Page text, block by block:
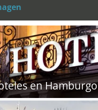
en Hamburgo